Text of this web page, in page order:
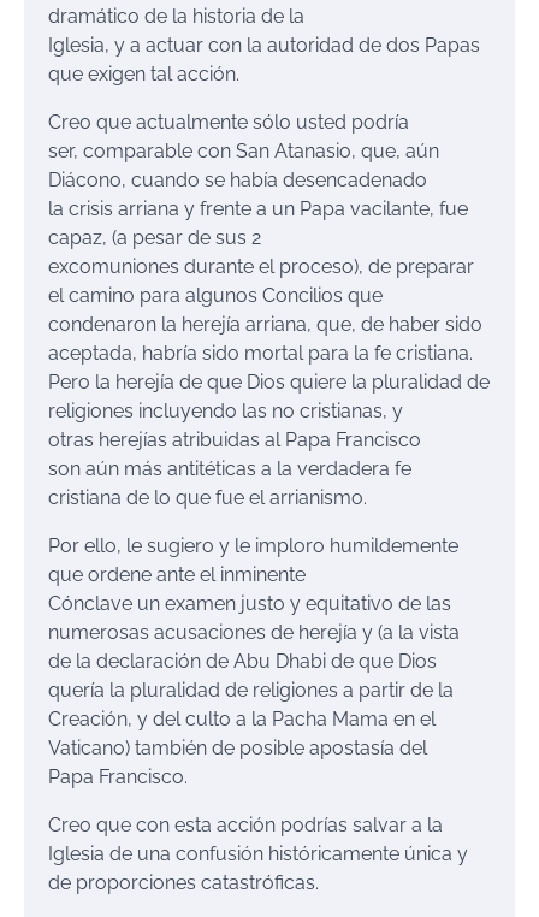
dramático de la historia de la
Iglesia, y a actuar con la autoridad de dos Papas
que exigen tal acción.
Creo que actualmente sólo usted podría
ser, comparable con San Atanasio, que, aún
Diácono, cuando se había desencadenado
la crisis arriana y frente a un Papa vacilante, fue
capaz, (a pesar de sus 2
excomuniones durante el proceso), de preparar
el camino para algunos Concilios que
condenaron la herejía arriana, que, de haber sido
aceptada, habría sido mortal para la fe cristiana.
Pero la herejía de que Dios quiere la pluralidad de
religiones incluyendo las no cristianas, y
otras herejías atribuidas al Papa Francisco
son aún más antitéticas a la verdadera fe
cristiana de lo que fue el arrianismo.
Por ello, le sugiero y le imploro humildemente
que ordene ante el inminente
Cónclave un examen justo y equitativo de las
numerosas acusaciones de herejía y (a la vista
de la declaración de Abu Dhabi de que Dios
quería la pluralidad de religiones a partir de la
Creación, y del culto a la Pacha Mama en el
Vaticano) también de posible apostasía del
Papa Francisco.
Creo que con esta acción podrías salvar a la
Iglesia de una confusión históricamente única y
de proporciones catastróficas.